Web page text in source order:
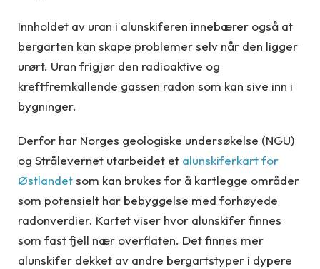
Innholdet av uran i alunskiferen innebærer også at
bergarten kan skape problemer selv når den ligger
urørt. Uran frigjør den radioaktive og
kreftfremkallende gassen radon som kan sive inn i
bygninger.
Derfor har Norges geologiske undersøkelse (NGU)
og Strålevernet utarbeidet et alunskiferkart for
Østlandetsom kan brukes for å kartlegge områder
som potensielt har bebyggelse med forhøyede
radonverdier. Kartet viser hvor alunskifer finnes
som fast fjell nær overflaten. Det finnes mer
alunskifer dekket av andre bergartstyper i dypere